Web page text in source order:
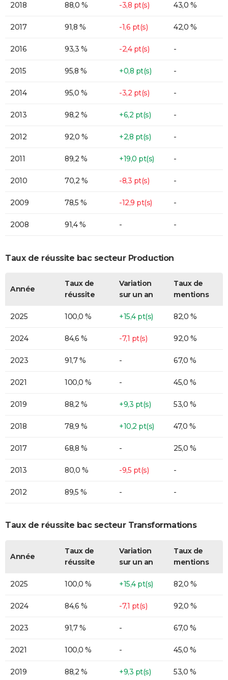
2018 88,0 % -3,8 pt(s) 43,0 %
2017 91,8 % -1,6 pt(s) 42,0 %
2016 93,3 % -2,4 pt(s) -
2015 95,8 % +0,8 pt(s) -
2014 95,0 % -3,2 pt(s) -
2013 98,2 % +6,2 pt(s) -
2012 92,0 % +2,8 pt(s) -
2011 89,2 % +19,0 pt(s) -
2010 70,2 % -8,3 pt(s) -
2009 78,5 % -12,9 pt(s) -
2008 91,4 % - -
Taux de réussite bac secteur Production
Année
Taux de
réussite
Variation
sur un an
Taux de
mentions
2025 100,0 % +15,4 pt(s) 82,0 %
2024 84,6 % -7,1 pt(s) 92,0 %
2023 91,7 % - 67,0 %
2021 100,0 % - 45,0 %
2019 88,2 % +9,3 pt(s) 53,0 %
2018 78,9 % +10,2 pt(s) 47,0 %
2017 68,8 % - 25,0 %
2013 80,0 % -9,5 pt(s) -
2012 89,5 % - -
Taux de réussite bac secteur Transformations
Année
Taux de
réussite
Variation
sur un an
Taux de
mentions
2025 100,0 % +15,4 pt(s) 82,0 %
2024 84,6 % -7,1 pt(s) 92,0 %
2023 91,7 % - 67,0 %
2021 100,0 % - 45,0 %
2019 88,2 % +9,3 pt(s) 53,0 %